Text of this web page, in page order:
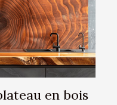
en bois